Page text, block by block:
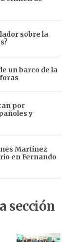
sobre la
un barco de la
por
y
Martínez
en Fernando
sección